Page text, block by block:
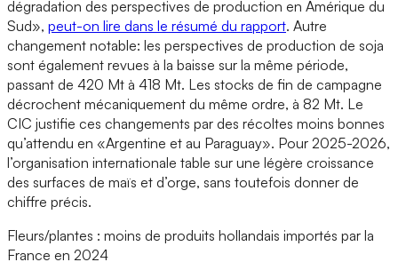
dégradation des perspectives de production en Amérique du
Sud», peut-on lire dans le résumé du rapport. Autre
changement notable: les perspectives de production de soja
sont également revues à la baisse sur la même période,
passant de 420 Mt à 418 Mt. Les stocks de fin de campagne
décrochent mécaniquement du même ordre, à 82 Mt. Le
CIC justifie ces changements par des récoltes moins bonnes
qu’attendu en «Argentine et au Paraguay». Pour 2025-2026,
l’organisation internationale table sur une légère croissance
des surfaces de maïs et d’orge, sans toutefois donner de
chiffre précis.
Fleurs/plantes : moins de produits hollandais importés par la
France en 2024